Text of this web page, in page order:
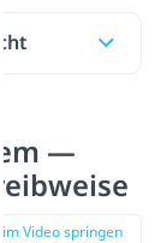
—
im Video springen